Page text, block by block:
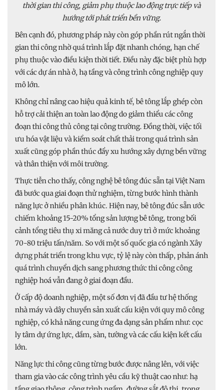
thời gian thi công, giảm phụ thuộc lao động trực tiếp và
hướng tới phát triển bền vững.
Bên cạnh đó, phương pháp này còn góp phần rút ngắn thời
gian thi công nhờ quá trình lắp đặt nhanh chóng, hạn chế
phụ thuộc vào điều kiện thời tiết. Điều này đặc biệt phù hợp
với các dự án nhà ở, hạ tầng và công trình công nghiệp quy
mô lớn.
Không chỉ nâng cao hiệu quả kinh tế, bê tông lắp ghép còn
hỗ trợ cải thiện an toàn lao động do giảm thiểu các công
đoạn thi công thủ công tại công trường. Đồng thời, việc tối
ưu hóa vật liệu và kiểm soát chất thải trong quá trình sản
xuất cũng góp phần thúc đẩy xu hướng xây dựng bền vững
và thân thiện với môi trường.
Thực tiễn cho thấy, công nghệ bê tông đúc sẵn tại Việt Nam
đã bước qua giai đoạn thử nghiệm, từng bước hình thành
năng lực ở nhiều phân khúc. Hiện nay, bê tông đúc sẵn ước
chiếm khoảng 15-20% tổng sản lượng bê tông, trong bối
cảnh tổng tiêu thụ xi măng cả nước duy trì ở mức khoảng
70-80 triệu tấn/năm. So với một số quốc gia có ngành Xây
dựng phát triển trong khu vực, tỷ lệ này còn thấp, phản ánh
quá trình chuyển dịch sang phương thức thi công công
nghiệp hoá vẫn đang ở giai đoạn đầu.
Ở cấp độ doanh nghiệp, một số đơn vị đã đầu tư hệ thống
nhà máy và dây chuyền sản xuất cấu kiện với quy mô công
nghiệp, có khả năng cung ứng đa dạng sản phẩm như: cọc
ly tâm dự ứng lực, dầm, sàn, tường và các cấu kiện kết cấu
lớn.
Năng lực thi công cũng từng bước được nâng lên, với việc
tham gia vào các công trình yêu cầu kỹ thuật cao như: hạ